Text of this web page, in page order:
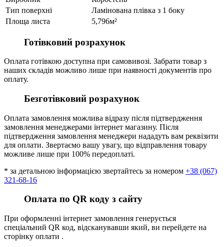
Тип поверхні
Ламінована плівка з 1 боку
Площа листа
5,796м²
Готівковий розрахунок
Оплата готівкою доступна при самовивозі. Забрати товар з
наших складів можливо лише при наявності документів про
оплату.
Безготівковий розрахунок
Оплата замовлення можлива відразу після підтвердження
замовлення менеджерами інтернет магазину. Після
підтвердження замовлення менеджери нададуть вам реквізити
для оплати. Звертаємо вашу увагу, що відправлення товару
можливе лише при 100% передоплаті.
* за детальною інформацією звертайтесь за номером +38 (067)
321-68-16
Оплата по QR коду з сайту
При оформленні інтернет замовлення генерується
спеціальний QR код, відсканувавши який, ви перейдете на
сторінку оплати .